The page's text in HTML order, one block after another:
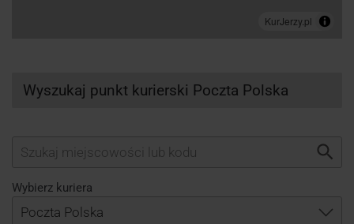
Wyszukaj punkt kurierski Poczta Polska
Wybierz kuriera